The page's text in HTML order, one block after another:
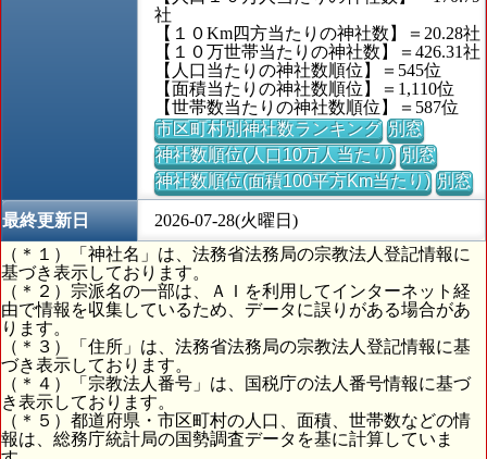
社
【１０Km四方当たりの神社数】＝20.28社
【１０万世帯当たりの神社数】＝426.31社
【人口当たりの神社数順位】＝545位
【面積当たりの神社数順位】＝1,110位
【世帯数当たりの神社数順位】＝587位
市区町村別神社数ランキング 別窓
神社数順位(人口10万人当たり) 別窓
神社数順位(面積100平方Km当たり) 別窓
最終更新日
2026-07-28(火曜日)
（＊１）「神社名」は、法務省法務局の宗教法人登記情報に
基づき表示しております。
（＊２）宗派名の一部は、ＡＩを利用してインターネット経
由で情報を収集しているため、データに誤りがある場合があ
ります。
（＊３）「住所」は、法務省法務局の宗教法人登記情報に基
づき表示しております。
（＊４）「宗教法人番号」は、国税庁の法人番号情報に基づ
き表示しております。
（＊５）都道府県・市区町村の人口、面積、世帯数などの情
報は、総務庁統計局の国勢調査データを基に計算していま